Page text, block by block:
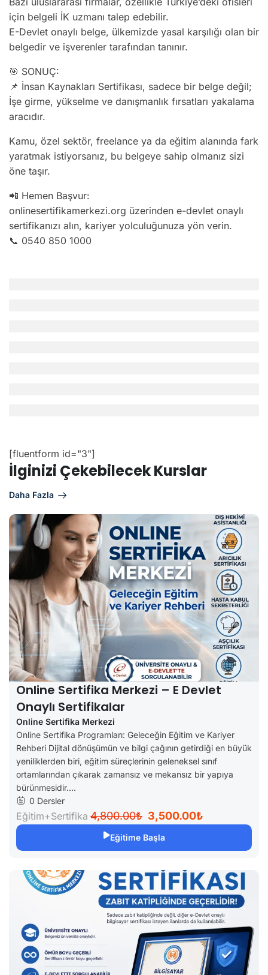
için belgeli İK uzmanı talep edebilir.
E-Devlet onaylı belge, ülkemizde yasal karşılığı olan bir
belgedir ve işverenler tarafından tanınır.
🎯 SONUÇ:
📌 İnsan Kaynakları Sertifikası, sadece bir belge değil;
İşe girme, yükselme ve danışmanlık fırsatları yakalama
aracıdır.
Kamu, özel sektör, freelance ya da eğitim alanında fark
yaratmak istiyorsanız, bu belgeye sahip olmanız sizi
öne taşır.
📲 Hemen Başvur:
onlinesertifikamerkezi.org üzerinden e-devlet onaylı
sertifikanızı alın, kariyer yolculuğunuza yön verin.
📞 0540 850 1000
[fluentform id="3"]
İlginizi Çekebilecek Kurslar
Online Sertifika Merkezi – E Devlet
Onaylı Sertifikalar
Online Sertifika Merkezi
Online Sertifika Programları: Geleceğin Eğitim ve Kariyer
Rehberi Dijital dönüşümün ve bilgi çağının getirdiği en büyük
yeniliklerden biri, eğitim süreçlerinin geleneksel sınıf
ortamlarından çıkarak zamansız ve mekansız bir yapıya
bürünmesidir....
0 Dersler
Eğitim+Sertifika 4,800.00₺
Eğitime Başla